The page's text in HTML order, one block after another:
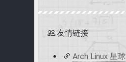
友情链接
Arch Linux 星球